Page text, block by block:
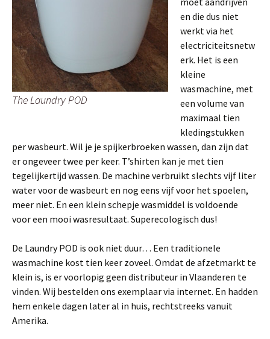
The Laundry POD
en die dus niet
werkt via het
electriciteitsnetw
erk. Het is een
kleine
wasmachine, met
een volume van
maximaal tien
kledingstukken
per wasbeurt. Wil je je spijkerbroeken wassen, dan zijn dat
er ongeveer twee per keer. T’shirten kan je met tien
tegelijkertijd wassen. De machine verbruikt slechts vijf liter
water voor de wasbeurt en nog eens vijf voor het spoelen,
meer niet. En een klein schepje wasmiddel is voldoende
voor een mooi wasresultaat. Superecologisch dus!
De Laundry POD is ook niet duur… Een traditionele
wasmachine kost tien keer zoveel. Omdat de afzetmarkt te
klein is, is er voorlopig geen distributeur in Vlaanderen te
vinden. Wij bestelden ons exemplaar via internet. En hadden
hem enkele dagen later al in huis, rechtstreeks vanuit
Amerika.